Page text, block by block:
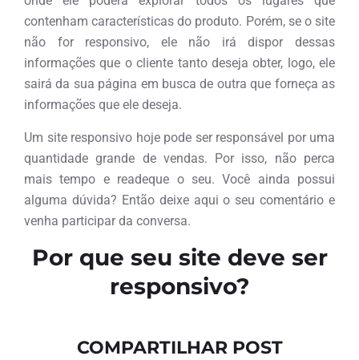
contenham características do produto. Porém, se o site
não for responsivo, ele não irá dispor dessas
informações que o cliente tanto deseja obter, logo, ele
sairá da sua página em busca de outra que forneça as
informações que ele deseja.
Um site responsivo hoje pode ser responsável por uma
quantidade grande de vendas. Por isso, não perca
mais tempo e readeque o seu. Você ainda possui
alguma dúvida? Então deixe aqui o seu comentário e
venha participar da conversa.
Por que seu site deve ser
responsivo?
COMPARTILHAR POST